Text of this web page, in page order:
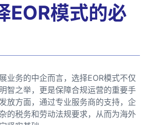
EOR模式的必
业务的中企而言，选择EOR模式不仅
智之举，更是保障合规运营的重要手
放方面，通过专业服务商的支持，企
的税务和劳动法规要求，从而为海外